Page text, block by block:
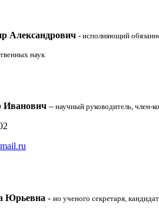
Александрович - исполняющий
наук
Иванович – научный руководитель, член-
Юрьевна - ио ученого секретаря,